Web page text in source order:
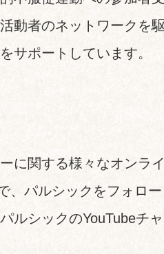
動者のネットワークを
サポートしています。
に関する様々なオンラ
、パルシックをフォロ
ルシックのYouTubeチ